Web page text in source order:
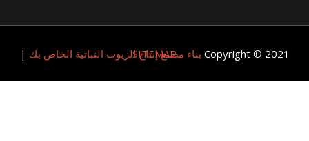
Copyright © 2021 بناء مصنع إنتاج الزيوت النباتية الخاص بك | SITEMAP